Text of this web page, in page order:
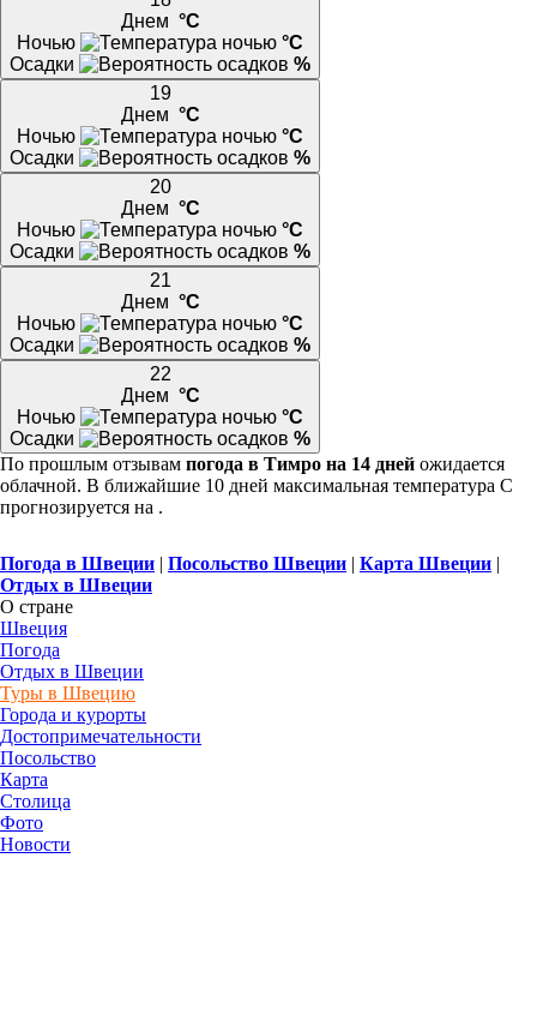
Днем °C
Ночью
°C
Осадки
%
19
Днем °C
Ночью
°C
Осадки
%
20
Днем °C
Ночью
°C
Осадки
%
21
Днем °C
Ночью
°C
Осадки
%
22
Днем °C
Ночью
°C
Осадки
%
По прошлым отзывам погода в Тимро на 14 дней ожидается
облачной. В ближайшие 10 дней максимальная температура С
прогнозируется на .
Погода в Швеции | Посольство Швеции | Карта Швеции |
Отдых в Швеции
О стране
Швеция
Погода
Отдых в Швеции
Туры в Швецию
Города и курорты
Достопримечательности
Посольство
Карта
Столица
Фото
Новости